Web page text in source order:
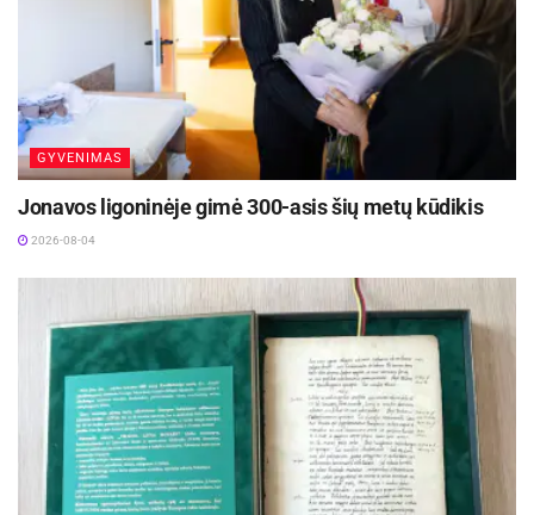
GYVENIMAS
Jonavos ligoninėje gimė 300-asis šių metų kūdikis
2026-08-04